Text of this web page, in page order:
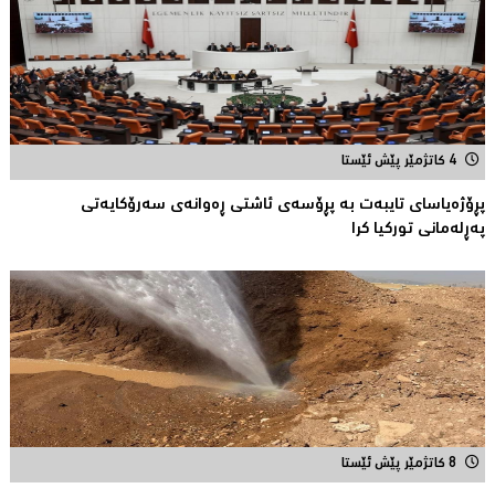
4 کاتژمێر پێش ئێستا
پڕۆژەیاسای تایبەت بە پڕۆسەی ئاشتی ڕەوانەی سەرۆكایەتی
پەڕلەمانی توركیا كرا
8 کاتژمێر پێش ئێستا